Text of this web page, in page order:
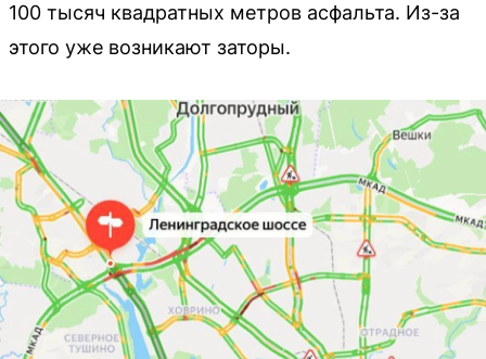
100 тысяч квадратных метров асфальта. Из-за
этого уже возникают заторы.